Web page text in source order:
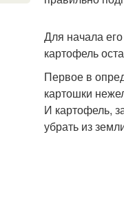
Для начала
картофель
Первое в
картошки
И картофель,
убрать из